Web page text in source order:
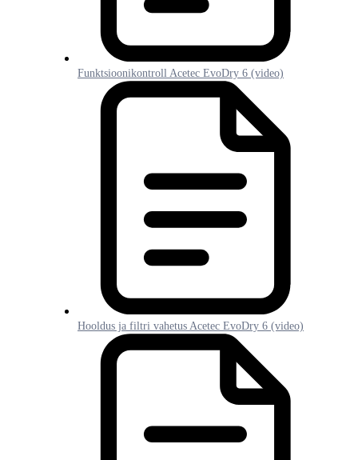
Funktsioonikontroll Acetec EvoDry 6 (video)
Hooldus ja filtri vahetus Acetec EvoDry 6 (video)